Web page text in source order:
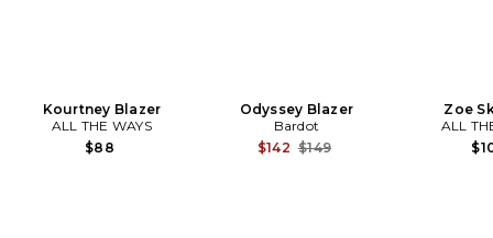
Kourtney Blazer
ALL THE WAYS
$88
Odyssey Blazer
Bardot
$142 Previous price:
$149
Zoe
ALL